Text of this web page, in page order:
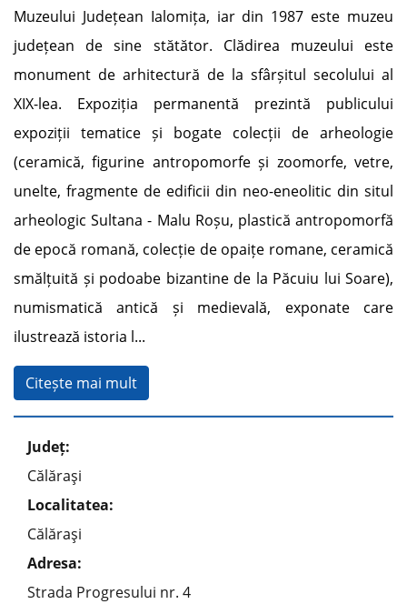
Muzeului Județean Ialomița, iar din 1987 este muzeu
județean de sine stătător. Clădirea muzeului este
monument de arhitectură de la sfârșitul secolului al
XIX-lea. Expoziția permanentă prezintă publicului
expoziții tematice și bogate colecții de arheologie
(ceramică, figurine antropomorfe și zoomorfe, vetre,
unelte, fragmente de edificii din neo-eneolitic din situl
arheologic Sultana - Malu Roșu, plastică antropomorfă
de epocă romană, colecție de opaițe romane, ceramică
smălțuită și podoabe bizantine de la Păcuiu lui Soare),
numismatică antică și medievală, exponate care
ilustrează istoria l...
Citește mai mult
Județ:
Călăraşi
Localitatea:
Călăraşi
Adresa:
Strada Progresului nr. 4